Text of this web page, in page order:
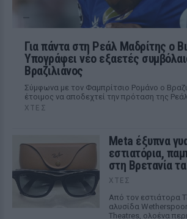
Για πάντα στη Ρεάλ Μαδρίτης ο
Υπογράφει νέο εξαετές
Βραζιλιάνος
Σύμφωνα με τον Φαμπρίτσιο Ρομάνο ο
έτοιμος να αποδεχτεί την πρόταση της
ΧΤΕΣ
Meta έξυπνα
εστιατόρια,
στη Βρετανία
ΧΤΕΣ
Από τον εστιάτορα
αλυσίδα
Theatres, ολοένα